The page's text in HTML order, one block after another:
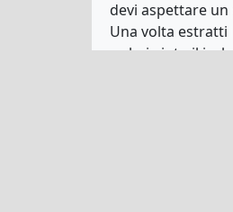
devi aspettare un
Una volta
se hai vinto il